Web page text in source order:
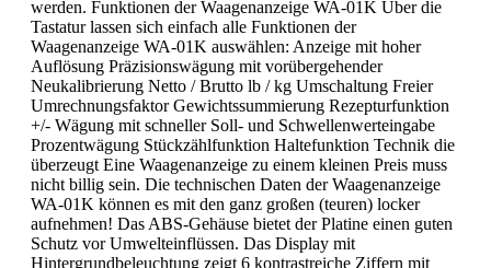
werden. Funktionen der Waagenanzeige WA-01K Über die
Tastatur lassen sich einfach alle Funktionen der
Waagenanzeige WA-01K auswählen: Anzeige mit hoher
Auflösung Präzisionswägung mit vorübergehender
Neukalibrierung Netto / Brutto lb / kg Umschaltung Freier
Umrechnungsfaktor Gewichtssummierung Rezepturfunktion
+/- Wägung mit schneller Soll- und Schwellenwerteingabe
Prozentwägung Stückzählfunktion Haltefunktion Technik die
überzeugt Eine Waagenanzeige zu einem kleinen Preis muss
nicht billig sein. Die technischen Daten der Waagenanzeige
WA-01K können es mit den ganz großen (teuren) locker
aufnehmen! Das ABS-Gehäuse bietet der Platine einen guten
Schutz vor Umwelteinflüssen. Das Display mit
Hintergrundbeleuchtung zeigt 6 kontrastreiche Ziffern mit